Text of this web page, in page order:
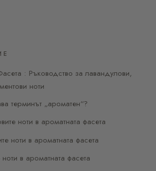
: Ръководство за лавандулови,
ноти
терминът „ароматен“?
ноти в ароматната фасета
ноти в ароматната фасета
в ароматната фасета